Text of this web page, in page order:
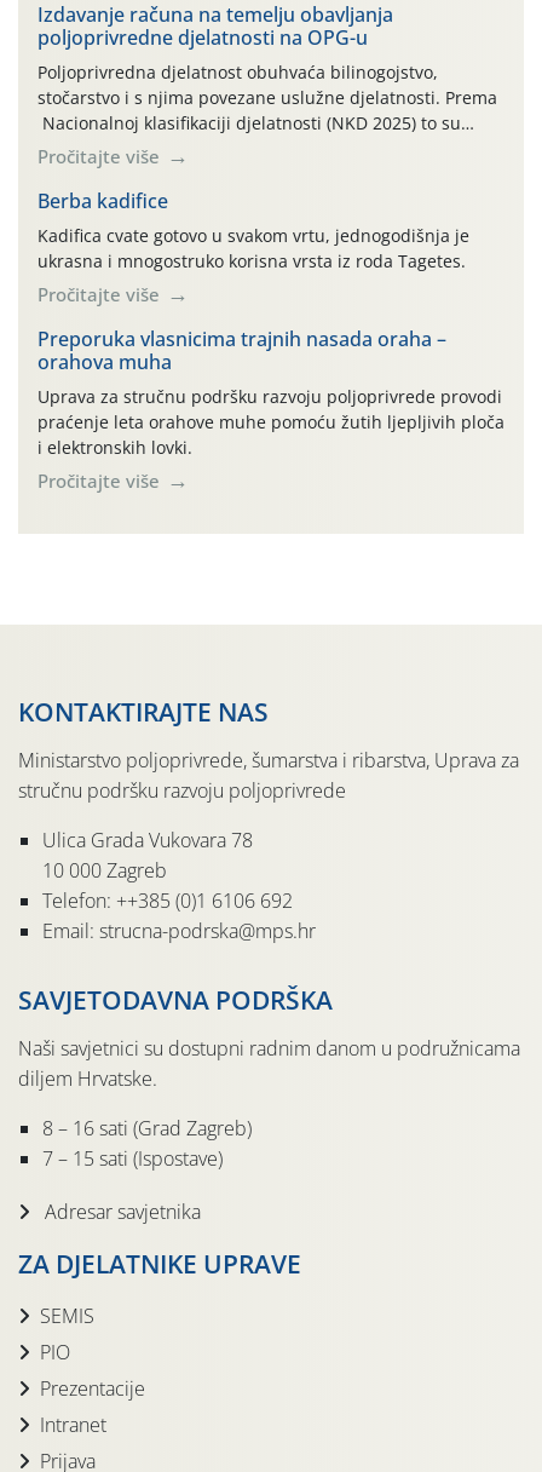
Izdavanje računa na temelju obavljanja
poljoprivredne djelatnosti na OPG-u
Poljoprivredna djelatnost obuhvaća bilinogojstvo,
stočarstvo i s njima povezane uslužne djelatnosti. Prema
Nacionalnoj klasifikaciji djelatnosti (NKD 2025) to su
skupne 01.1, 01.2, 01.3, 01.4, 01.5 i 01.6. Djelatnost
prerade poljoprivrednih proizvoda je svako djelovanje na
poljoprivredni proizvod čiji je rezultat proizvod koji
također može biti poljoprivredni proizvod poput npr.
maslinovog ulja, bučinog ulja, vino od […]
Pročitajte više
Berba kadifice
Kadifica cvate gotovo u svakom vrtu, jednogodišnja je
ukrasna i mnogostruko korisna vrsta iz roda Tagetes.
Pročitajte više
Preporuka vlasnicima trajnih nasada oraha –
orahova muha
Uprava za stručnu podršku razvoju poljoprivrede provodi
praćenje leta orahove muhe pomoću žutih ljepljivih ploča
i elektronskih lovki.
Pročitajte više
KONTAKTIRAJTE NAS
Ministarstvo poljoprivrede, šumarstva i ribarstva, Uprava za
stručnu podršku razvoju poljoprivrede
Ulica Grada Vukovara 78
10 000 Zagreb
Telefon: ++385 (0)1 6106 692
Email: strucna-podrska@mps.hr
SAVJETODAVNA PODRŠKA
Naši savjetnici su dostupni radnim danom u podružnicama
diljem Hrvatske.
8 – 16 sati (Grad Zagreb)
7 – 15 sati (Ispostave)
Adresar savjetnika
ZA DJELATNIKE UPRAVE
SEMIS
PIO
Prezentacije
Intranet
Prijava